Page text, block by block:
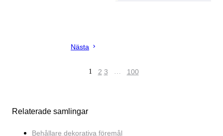
Nästa
1 2 3 … 100
Relaterade samlingar
Behållare dekorativa föremål